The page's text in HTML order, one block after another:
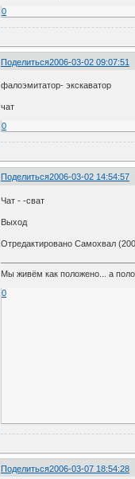
0
Поделиться2006-03-02 09:07:51
фалоэмитатор- экскаватор
чат
0
Поделиться2006-03-02 14:54:57
Чат - -сват
Выход
Отредактировано Самохвал
Мы живём как положено... а
0
Поделиться2006-03-07 18:54:28